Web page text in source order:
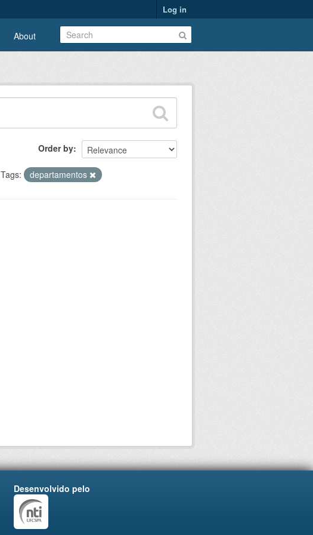
Log in
About
Order by
Tags: departamentos
Desenvolvido pelo